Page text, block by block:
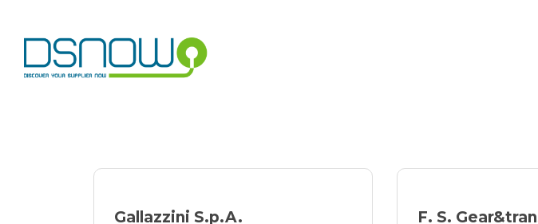
content
Gallazzini S.p.A. F. S.